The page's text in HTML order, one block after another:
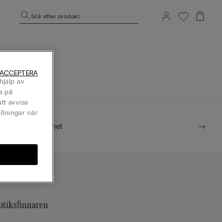
Sök efter produkt
Hållbarhet
av
på
avvisa
när